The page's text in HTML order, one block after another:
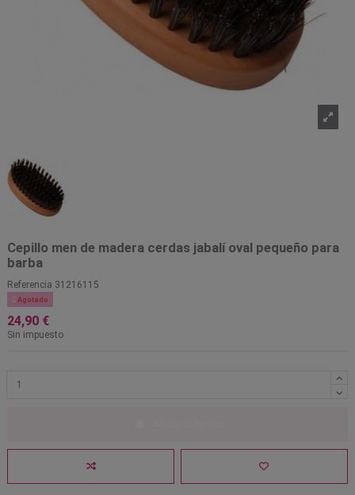
Cepillo men de madera cerdas jabalí oval pequeño para
barba
Referencia 31216115
 Agotado
24,90 €
Sin impuesto